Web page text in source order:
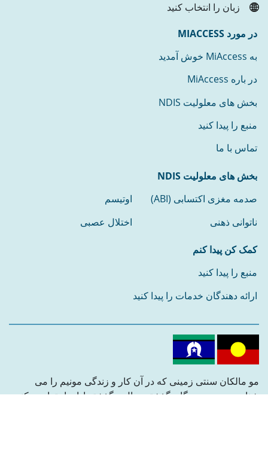
زبان را انتخاب کنید
در مورد MIACCESS
به MiAccess خوش آمدید
در باره MiAccess
بخش های معلولیت NDIS
منبع را پیدا کنید
تماس با ما
بخش های معلولیت NDIS
صدمه مغزی اکتسابی (ABI)
اوتیسم
ناتوانی ذهنی
اختلال عصبی
کمک کن پیدا کنم
منبع را پیدا کنید
ارائه دهندگان خدمات را پیدا کنید
مو مالکان سنتی زمینی که در آن کار و زندگی مونیم را می
شناسیم. مو به بزرگان گذشته، حال و گذشته ادای احترام موکنیم.